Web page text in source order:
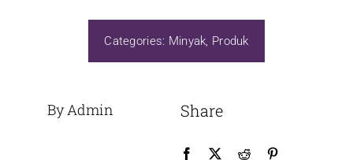
Categories: Minyak, Produk
By Admin Share